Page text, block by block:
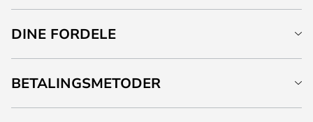
DINE FORDELE
BETALINGSMETODER